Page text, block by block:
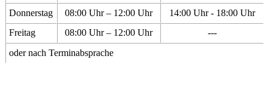
Donnerstag
08:00 Uhr – 12:00 Uhr
14:00 Uhr - 18:00 Uhr
Freitag
08:00 Uhr – 12:00 Uhr
---
oder nach Terminabsprache